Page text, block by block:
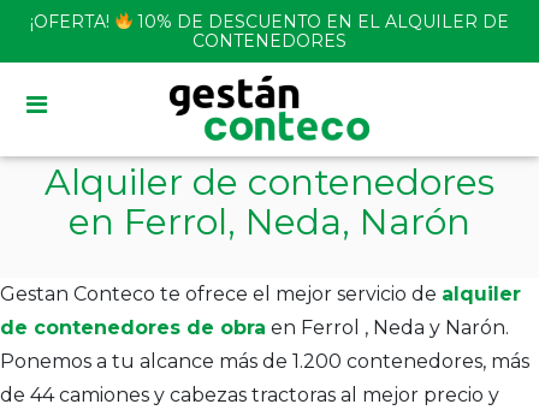
Skip
content
¡OFERTA!
10% DE DESCUENTO EN EL ALQUILER DE
CONTENEDORES
Alquiler de contenedores
en Ferrol, Neda, Narón
Gestan Conteco te ofrece el mejor servicio de alquiler
de contenedores de obra en Ferrol , Neda y Narón.
Ponemos a tu alcance más de 1.200 contenedores, más
de 44 camiones y cabezas tractoras al mejor precio y